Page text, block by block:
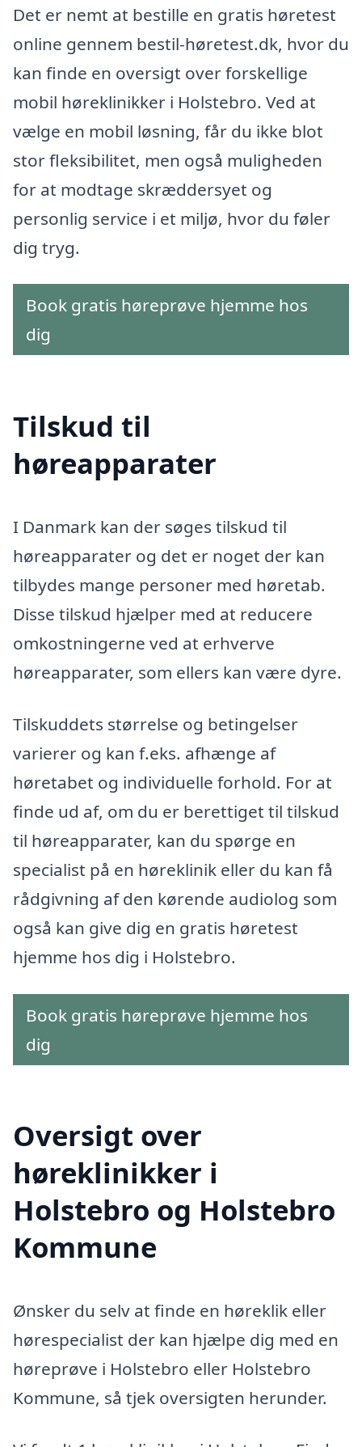
Det er nemt at bestille en gratis høretest
online gennem bestil-høretest.dk, hvor du
kan finde en oversigt over forskellige
mobil høreklinikker i Holstebro. Ved at
vælge en mobil løsning, får du ikke blot
stor fleksibilitet, men også muligheden
for at modtage skræddersyet og
personlig service i et miljø, hvor du føler
dig tryg.
Book gratis høreprøve hjemme hos
dig
Tilskud til
høreapparater
I Danmark kan der søges tilskud til
høreapparater og det er noget der kan
tilbydes mange personer med høretab.
Disse tilskud hjælper med at reducere
omkostningerne ved at erhverve
høreapparater, som ellers kan være dyre.
Tilskuddets størrelse og betingelser
varierer og kan f.eks. afhænge af
høretabet og individuelle forhold. For at
finde ud af, om du er berettiget til tilskud
til høreapparater, kan du spørge en
specialist på en høreklinik eller du kan få
rådgivning af den kørende audiolog som
også kan give dig en gratis høretest
hjemme hos dig i Holstebro.
Book gratis høreprøve hjemme hos
dig
Oversigt over
høreklinikker i
Holstebro og Holstebro
Kommune
Ønsker du selv at finde en høreklik eller
hørespecialist der kan hjælpe dig med en
høreprøve i Holstebro eller Holstebro
Kommune, så tjek oversigten herunder.